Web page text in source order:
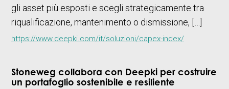
gli asset più esposti e scegli strategicamente tra
riqualificazione, mantenimento o dismissione, […]
https://www.deepki.com/it/soluzioni/capex-index/
Stoneweg collabora con Deepki per costruire
un portafoglio sostenibile e resiliente